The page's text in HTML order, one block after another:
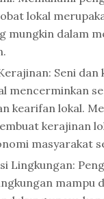
lokal
mungkin dalam
Seni dan
mencerminkan
kearifan lokal.
kerajinan
masyarakat
Lingkungan:
mampu